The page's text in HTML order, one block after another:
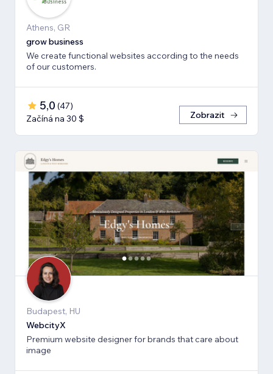
Athens, GR
grow business
We create functional websites according to the needs
of our customers.
5,0 (47)
Začíná na 30 $
Zobrazit
Budapest, HU
WebcityX
Premium website designer for brands that care about
image